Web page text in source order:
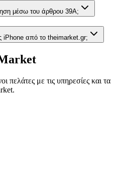
μέσω του άρθρου 39Α;
iPhone από το theimarket.gr;
πελάτες με τις υπηρεσίες και τα